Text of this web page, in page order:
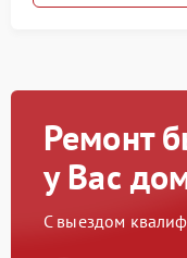
Ремонт
у Вас
С выездом